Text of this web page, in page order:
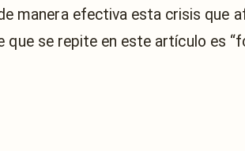
manera efectiva esta crisis que
que se repite en este artículo es